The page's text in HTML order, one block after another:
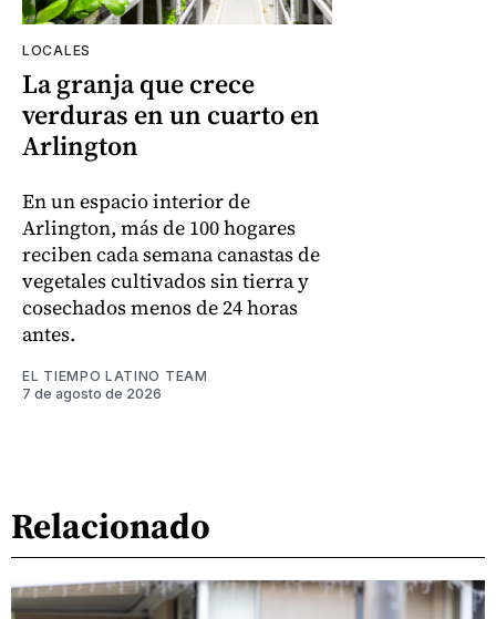
LOCALES
La granja que crece
verduras en un cuarto en
Arlington
En un espacio interior de
Arlington, más de 100 hogares
reciben cada semana canastas de
vegetales cultivados sin tierra y
cosechados menos de 24 horas
antes.
EL TIEMPO LATINO TEAM
7 de agosto de 2026
Relacionado